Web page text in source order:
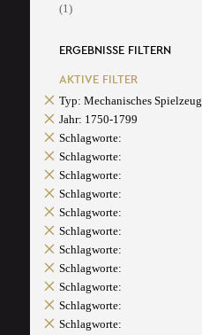
(1)
ERGEBNISSE FILTERN
AKTIVE FILTER
Typ: Mechanisches Spielzeug
Jahr: 1750-1799
Schlagworte:
Schlagworte:
Schlagworte:
Schlagworte:
Schlagworte:
Schlagworte:
Schlagworte:
Schlagworte:
Schlagworte:
Schlagworte:
Schlagworte: